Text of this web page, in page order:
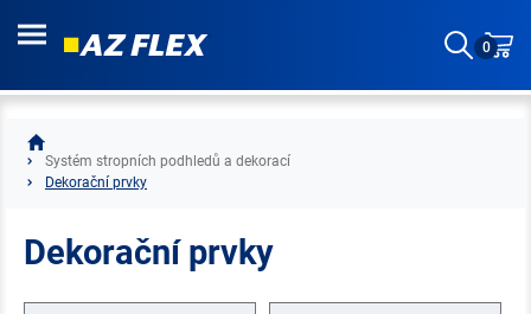
0
Systém stropních podhledů a dekorací
Dekorační prvky
Dekorační prvky